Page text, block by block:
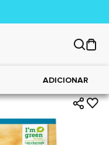
ADICIONAR